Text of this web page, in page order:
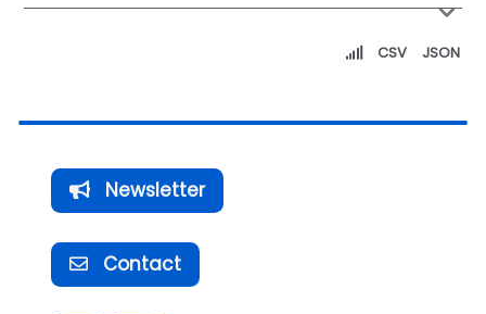
CSV JSON
Newsletter
Contact